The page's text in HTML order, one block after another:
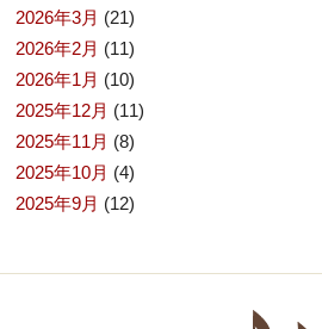
2026年3月 (21)
2026年2月 (11)
2026年1月 (10)
2025年12月 (11)
2025年11月 (8)
2025年10月 (4)
2025年9月 (12)